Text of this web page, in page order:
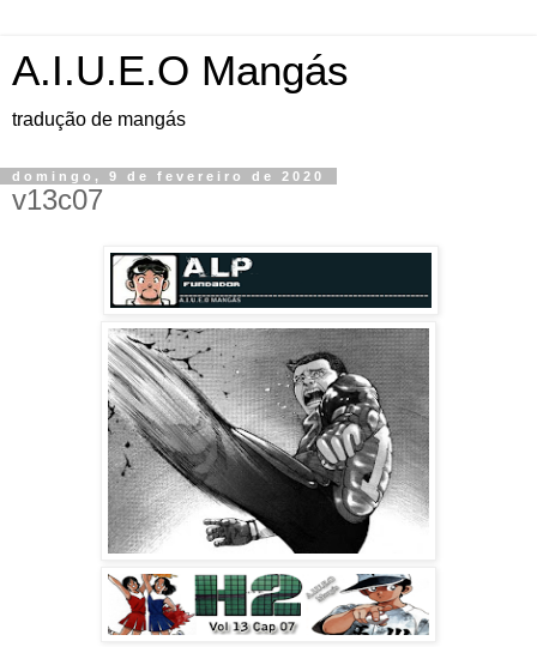
A.I.U.E.O Mangás
tradução de mangás
domingo, 9 de fevereiro de 2020
v13c07